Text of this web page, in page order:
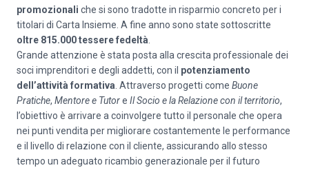
promozionali che si sono tradotte in risparmio concreto per i
titolari di Carta Insieme. A fine anno sono state sottoscritte
oltre 815.000 tessere fedeltà
Grande attenzione è stata posta alla crescita professionale dei
soci imprenditori e degli addetti, con il potenziamento
dell’attività formativa . Attraverso progetti come Buone
Pratiche, Mentore e Tutore Il Socio e la Relazione con il territorio,
l’obiettivo è arrivare a coinvolgere tutto il personale che opera
nei punti vendita per migliorare costantemente le performance
e il livello di relazione con il cliente, assicurando allo stesso
tempo un adeguato ricambio generazionale per il futuro